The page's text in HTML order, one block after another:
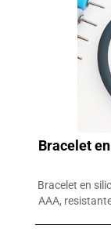
Bracelet
Bracelet en
AAA,